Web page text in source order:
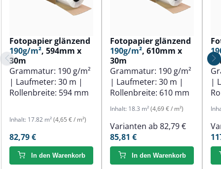
Fotopapier glänzend
190g/m², 594mm x
30m
Grammatur: 190 g/m²
| Laufmeter: 30 m |
Rollenbreite: 594 mm
Inhalt: 17.82 m²(4,65 € / m²)
82,79 €
In den Warenkorb
Fotopapier glänzend
190g/m², 610mm x
30m
Grammatur: 190 g/m²
| Laufmeter: 30 m |
Rollenbreite: 610 mm
Inhalt: 18.3 m²(4,69 € / m²)
Varianten ab 82,79 €
85,81 €
In den Warenkorb
|